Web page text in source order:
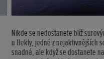
Nikde se nedostanete blíž
u Hekly, jedné z nejaktivnějších
snadná, ale když se dostanete